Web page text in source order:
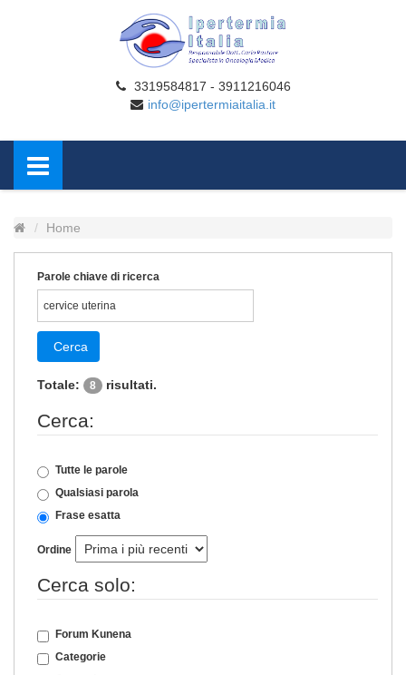
3319584817 - 3911216046
info@ipertermiaitalia.it
Home
Parole chiave di ricerca
Cerca
Totale: 8 risultati.
Cerca:
Tutte le parole
Qualsiasi parola
Frase esatta
Ordine
Cerca solo:
Forum Kunena
Categorie